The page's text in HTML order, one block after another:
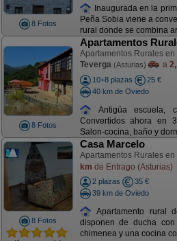
8 Fotos
Inaugurada en la
Peña Sobia viene a
rural donde se combina
8 Fotos
Apartamentos
Apartamentos Rurales en
Teverga (Asturias) a
10+8 plazas
25 €
40 km de Oviedo
Antigüa escuela,
Convertidos ahora en
Salon-cocina, baño y
8 Fotos
Casa Marcelo
Apartamentos Rurales en
km de Entrago (Asturias)
2 plazas
35 €
39 km de Oviedo
Apartamento rural
disponen de ducha
chimenea y una cocina